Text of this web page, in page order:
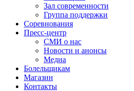
Зал современности
Группа поддержки
Соревнования
Пресс-центр
СМИ о нас
Новости и анонсы
Медиа
Болельщикам
Магазин
Контакты